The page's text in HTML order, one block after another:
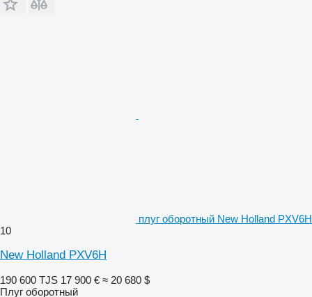
плуг оборотный New Holland PXV6H
10
New Holland PXV6H
190 600 TJS 17 900 € ≈ 20 680 $
Плуг оборотный